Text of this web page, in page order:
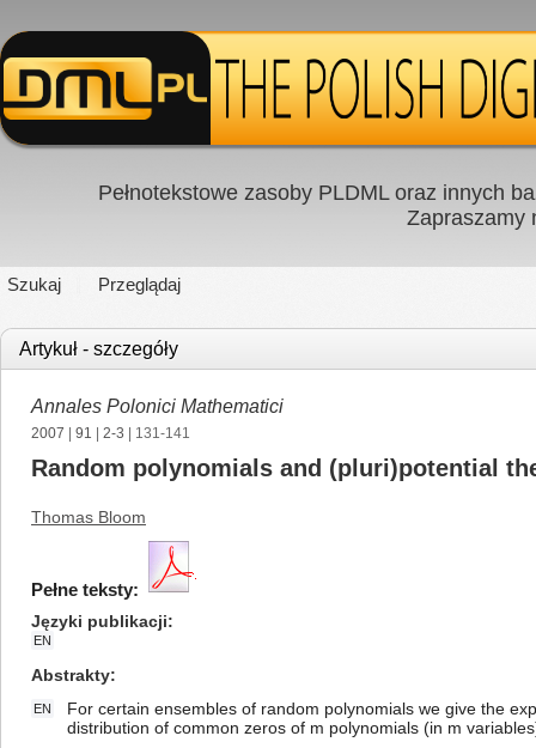
Pełnotekstowe zasoby PLDML oraz innych
Zapraszamy
Szukaj Przeglądaj
Artykuł - szczegóły
Annales Polonici Mathematici
2007 91 2-3 | 131-141
Random polynomials and (pluri)potential
Thomas Bloom
Pełne teksty:
Języki publikacji
EN
Abstrakty
EN
For certain ensembles of random polynomials we give the
distribution of common zeros of m polynomials (in m